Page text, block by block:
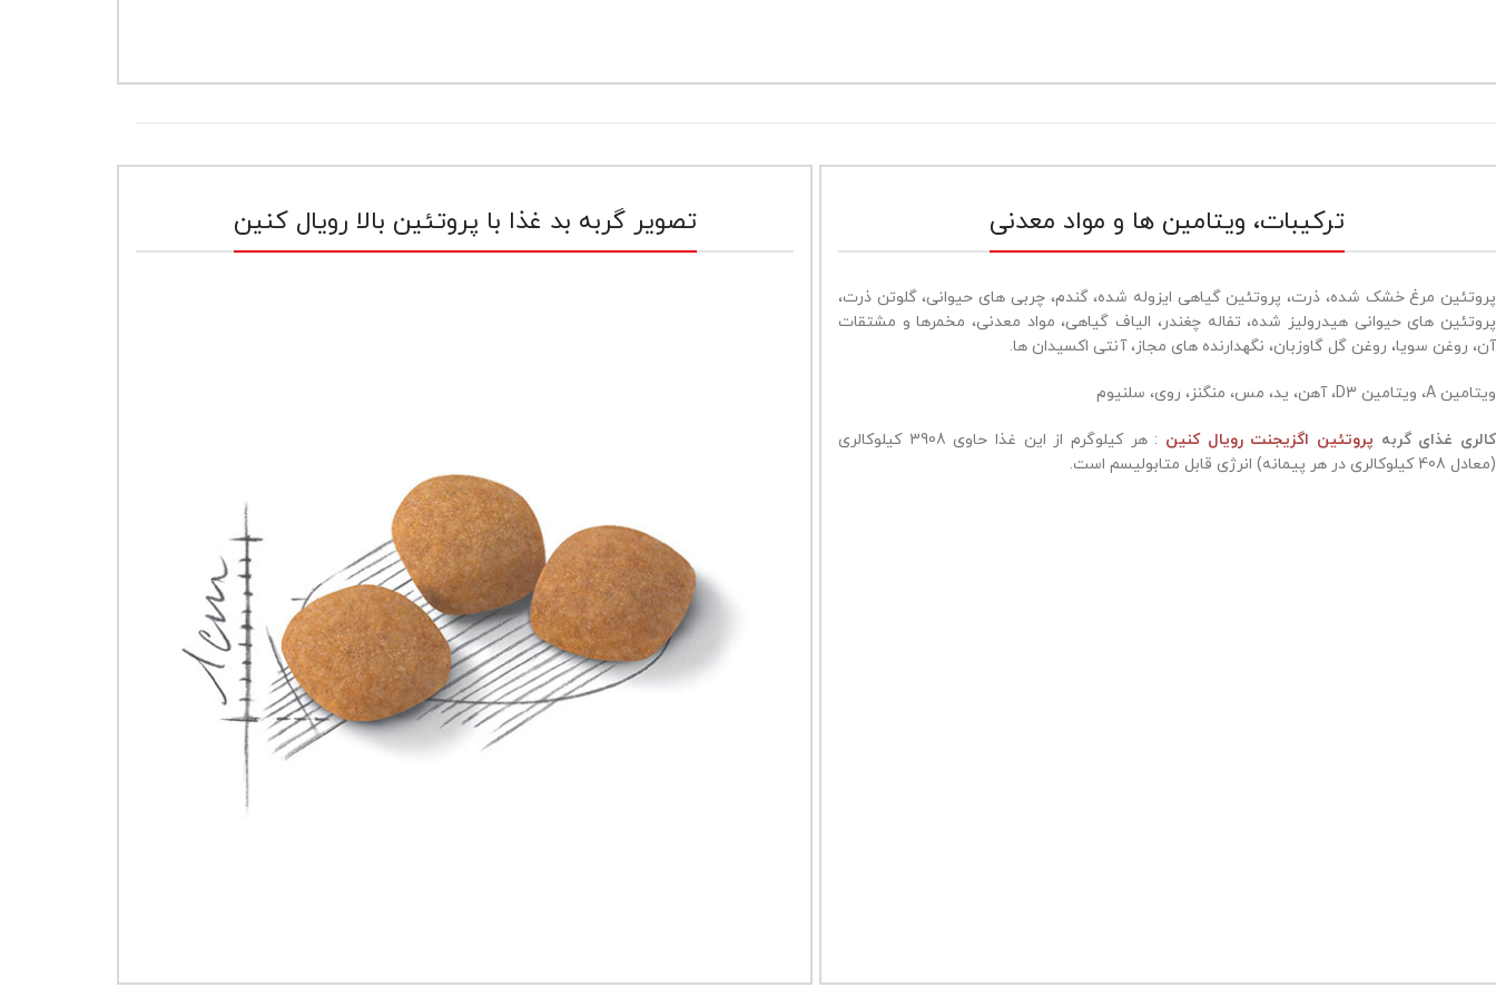
ترکیبات، ویتامین ها و مواد معدنی
پروتئین مرغ خشک شده، ذرت، پروتئین گیاهی ایزوله شده، گندم، چربی های حیوانی، گلوتن ذرت،
پروتئین های حیوانی هیدرولیز شده، تفاله چغندر، الیاف گیاهی، مواد معدنی، مخمرها و مشتقات
آن، روغن سویا، روغن گل گاوزبان، نگهدارنده های مجاز، آنتی اکسیدان ها.
ویتامین A، ویتامین D3، آهن، ید، مس، منگنز، روی، سلنیوم
کالری غذای گربه پروتئین اگزیجنت رویال کنین
: هر کیلوگرم از این غذا حاوی 3908 کیلوکالری
(معادل 408 کیلوکالری در هر پیمانه) انرژی قابل متابولیسم است.
تصویر گربه بد غذا با پروتئین بالا رویال کنین